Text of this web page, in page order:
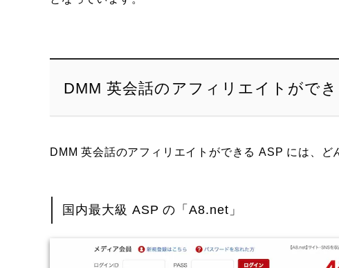
DMM 英会話のアフィリエイトがで
DMM 英会話のアフィリエイトができる ASP には、ど
国内最大級 ASP の「A8.net」